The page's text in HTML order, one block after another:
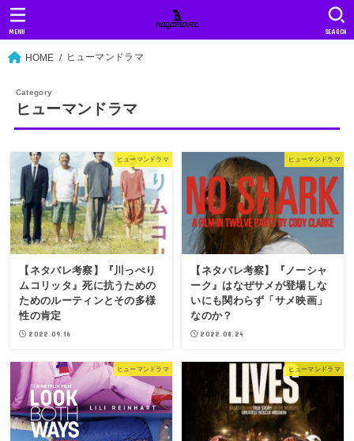
SEARCH
MENU
HOME ヒューマンドラマ
ヒューマンドラマ
ヒューマンドラマ
【ネタバレ考察】『川っぺり
ムコリッタ』死に抗うための
ためのルーティンとその多様
性の肯定
2022.09.16
ヒューマンドラマ
【ネタバレ考察】『ノーシャ
ーク』はなぜサメが登場しな
いにも関わらず「サメ映画」
なのか？
2022.08.24
ヒューマンドラマ ヒューマンドラマ